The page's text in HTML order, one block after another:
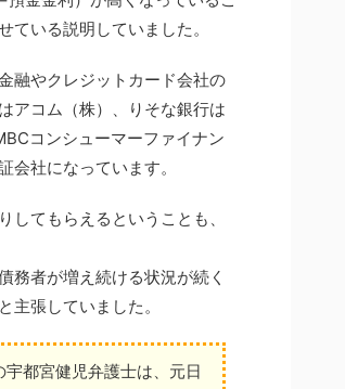
いる説明していました。
融やクレジットカード会社の
アコム（株）、りそな銀行は
コンシューマーファイナン
社になっています。
てもらえるということも、
務者が増え続ける状況が続く
張していました。
都宮健児弁護士は、元日